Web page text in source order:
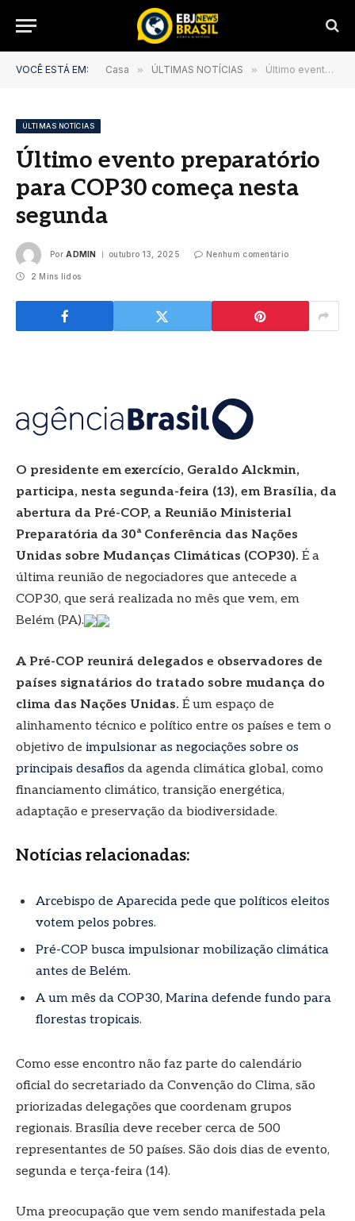
VOCÊ ESTÁ EM: Casa » ÚLTIMAS NOTÍCIAS » Último evento preparatório para COP30 começa nesta segunda
ÚLTIMAS NOTÍCIAS
Último evento preparatório
para COP30 começa nesta
segunda
Por ADMIN outubro 13, 2025 Nenhum comentário
2 Mins lidos
O presidente em exercício, Geraldo Alckmin,
participa, nesta segunda-feira (13), em Brasília, da
abertura da Pré-COP, a Reunião Ministerial
Preparatória da 30ª Conferência das Nações
Unidas sobre Mudanças Climáticas (COP30). É a
última reunião de negociadores que antecede a
COP30, que será realizada no mês que vem, em
Belém (PA).
A Pré-COP reunirá delegados e observadores de
países signatários do tratado sobre mudança do
clima das Nações Unidas. É um espaço de
alinhamento técnico e político entre os países e tem o
objetivo de impulsionar as negociações sobre os
principais desafios da agenda climática global, como
financiamento climático, transição energética,
adaptação e preservação da biodiversidade.
Notícias relacionadas:
Arcebispo de Aparecida pede que políticos eleitos
votem pelos pobres.
Pré-COP busca impulsionar mobilização climática
antes de Belém.
A um mês da COP30, Marina defende fundo para
florestas tropicais.
Como esse encontro não faz parte do calendário
oficial do secretariado da Convenção do Clima, são
priorizadas delegações que coordenam grupos
regionais. Brasília deve receber cerca de 500
representantes de 50 países. São dois dias de evento,
segunda e terça-feira (14).
Uma preocupação que vem sendo manifestada pela